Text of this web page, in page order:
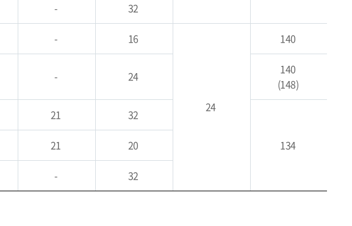
- 32
- 16
24
140
- 24
140
(148)
21 32
134
21 20
- 32